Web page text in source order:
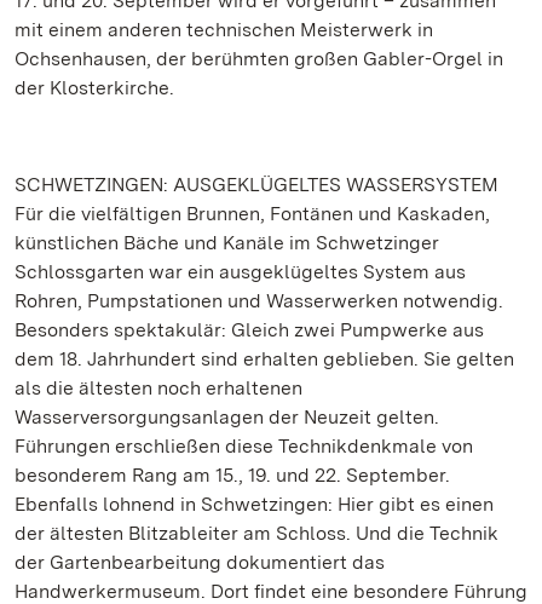
mit einem anderen technischen Meisterwerk in
Ochsenhausen, der berühmten großen Gabler-Orgel in
der Klosterkirche.
SCHWETZINGEN: AUSGEKLÜGELTES WASSERSYSTEM
Für die vielfältigen Brunnen, Fontänen und Kaskaden,
künstlichen Bäche und Kanäle im Schwetzinger
Schlossgarten war ein ausgeklügeltes System aus
Rohren, Pumpstationen und Wasserwerken notwendig.
Besonders spektakulär: Gleich zwei Pumpwerke aus
dem 18. Jahrhundert sind erhalten geblieben. Sie gelten
als die ältesten noch erhaltenen
Wasserversorgungsanlagen der Neuzeit gelten.
Führungen erschließen diese Technikdenkmale von
besonderem Rang am 15., 19. und 22. September.
Ebenfalls lohnend in Schwetzingen: Hier gibt es einen
der ältesten Blitzableiter am Schloss. Und die Technik
der Gartenbearbeitung dokumentiert das
Handwerkermuseum. Dort findet eine besondere Führung